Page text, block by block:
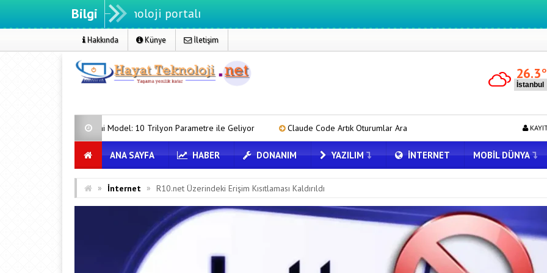
Bilgi
Hakkında Künye İletişim
26.3
Yeni Model: 10 Trilyon Parametre ile Geliyor Claude Code Artık Oturumlar Arasında Mesajlaşabiliyor Google Pixel 11 Pro XL
ANA SAYFA HABER DONANIM YAZILIM İNTERNET MOBIL DÜNYA
» İnternet » R10.net Üzerindeki Erişim Kısıtlaması Kaldırıldı